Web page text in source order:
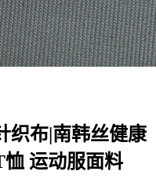
织布|南韩丝健康
运动服面料